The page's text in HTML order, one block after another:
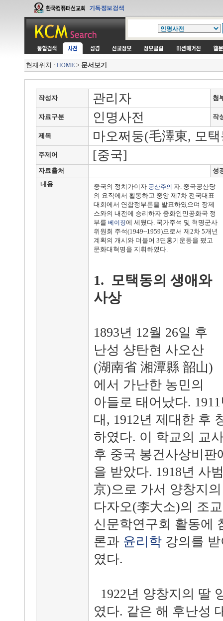
현재위치 : HOME > 문서보기
작성자 관리자 첨
자료구분 인명사전 작
제목 마오쩌둥(毛澤東, 모택
주제어 [중국]
자료출처
성
내용
중국의 정치가이자 공산주의 자. 중국공산당
의 요직에서 활동하고 중앙 제7차 전국대표
대회에서 연합정부론을 발표하였으며 장제
스와의 내전에 승리하자 중화인민공화국 정
부를 베이징에 세웠다. 국가주석 및 혁명군사
위원회 주석(1949~1959)으로서 제2차 5개년
계획의 개시와 더불어 3면홍기운동을 폈고
문화대혁명을 지휘하였다.
1. 모택동의 생애와
사상
1893년 12월 26일 후
난성 샹탄현 사오산
(湖南省 湘潭縣 韶山)
에서 가난한 농민의
아들로 태어났다.
대, 1912년 제대한 후
하였다. 이 학교의 교
후 중국 봉건사상비판
을 받았다. 1918년 사
京)으로 가서 양창지
다자오(李大소)의 조
신문학연구회 활동에
론과 윤리학강의를
였다.
1922년 양창지의 딸
였다. 같은 해 후난성